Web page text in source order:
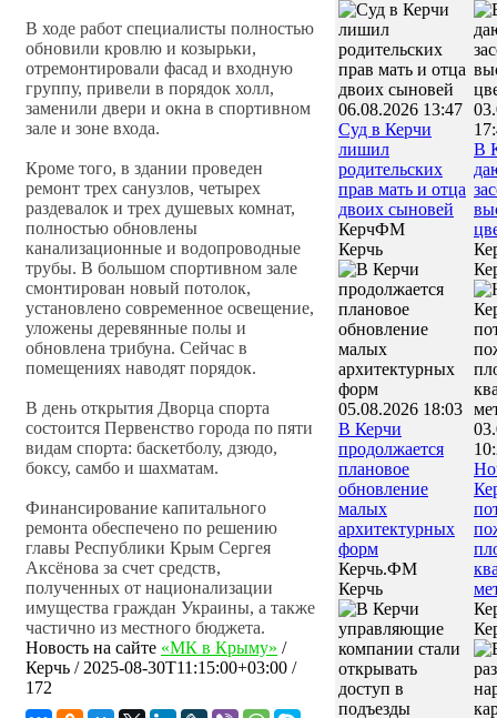
В ходе работ специалисты полностью
обновили кровлю и козырьки,
отремонтировали фасад и входную
группу, привели в порядок холл,
заменили двери и окна в спортивном
зале и зоне входа.
Кроме того, в здании проведен
ремонт трех санузлов, четырех
раздевалок и трех душевых комнат,
полностью обновлены
канализационные и водопроводные
трубы. В большом спортивном зале
смонтирован новый потолок,
установлено современное освещение,
уложены деревянные полы и
обновлена трибуна. Сейчас в
помещениях наводят порядок.
В день открытия Дворца спорта
состоится Первенство города по пяти
видам спорта: баскетболу, дзюдо,
боксу, самбо и шахматам.
Финансирование капитального
ремонта обеспечено по решению
главы Республики Крым Сергея
Аксёнова за счет средств,
полученных от национализации
имущества граждан Украины, а также
частично из местного бюджета.
Новость на сайте «МК в Крыму» /
Керчь / 2025-08-30T11:15:00+03:00 /
172
06.08.2026 13:47
Суд в Керчи
лишил
родительских
прав мать и отца
двоих сыновей
КерчФМ
Керчь
05.08.2026 18:03
В Керчи
продолжается
плановое
обновление
малых
архитектурных
форм
Керчь.ФМ
Керчь
В